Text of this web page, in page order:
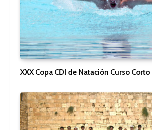
XXX Copa CDI de Natación Curso Corto